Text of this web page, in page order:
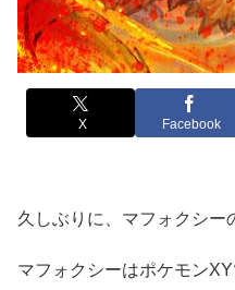
X Facebook
久しぶりに、マフォクシー
マフォクシーはポケモン